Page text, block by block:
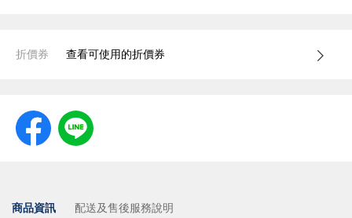
折價券 查看可使用的折價券
商品資訊 配送及售後服務說明